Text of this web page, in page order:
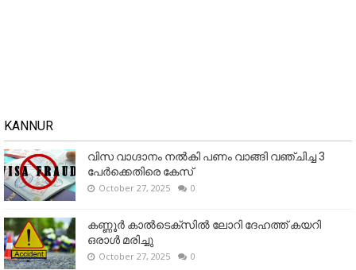
KANNUR
വിസ വാഗ്ദാനം നൽകി പണം വാങ്ങി വഞ്ചിച്ച 3
പേർക്കെതിരെ കേസ്
October 27, 2025 0
കണ്ണൂര്‍ കാല്‍ടെക്‌സില്‍ ലോറി ദേഹത്ത് കയറി
ഒരാള്‍ മരിച്ചു
October 27, 2025 0